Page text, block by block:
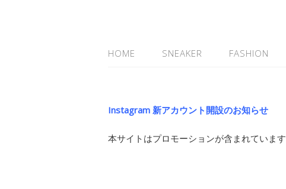
HOME SNEAKER FASHION
Instagram 新アカウント開設のお知らせ
本サイトはプロモーションが含まれています